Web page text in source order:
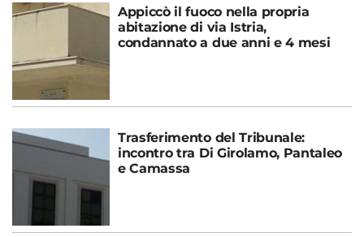
Appiccò il fuoco nella propria
abitazione di via Istria,
condannato a due anni e 4 mesi
Trasferimento del Tribunale:
incontro tra Di Girolamo, Pantaleo
e Camassa